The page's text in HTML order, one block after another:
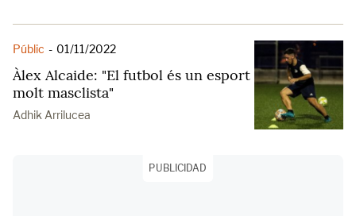
Públic - 01/11/2022
Àlex Alcaide: "El futbol és un esport
molt masclista"
Adhik Arrilucea
PUBLICIDAD